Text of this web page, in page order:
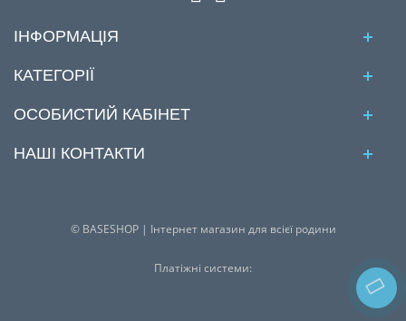
ІНФОРМАЦІЯ
КАТЕГОРІЇ
ОСОБИСТИЙ КАБІНЕТ
НАШІ КОНТАКТИ
© BASESHOP | Інтернет магазин для всієї родини
Платіжні системи: